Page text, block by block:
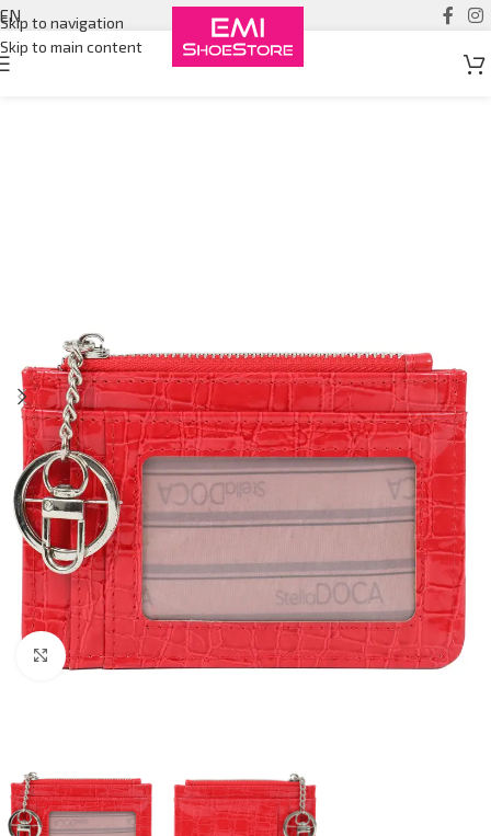
Skip to navigation
Skip to main content
EN
Click to enlarge